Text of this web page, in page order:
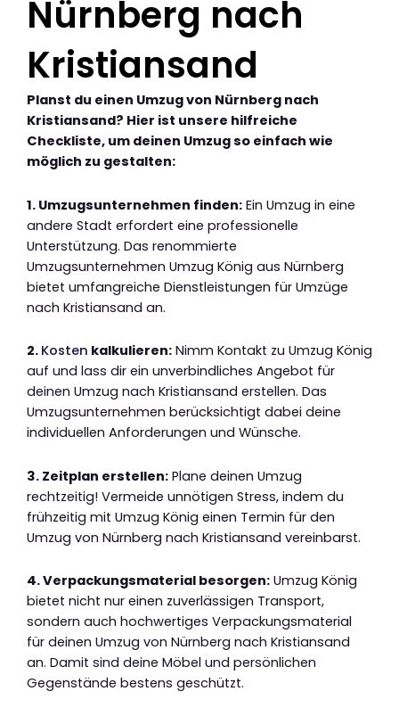
Nürnberg nach
Kristiansand
Planst du einen Umzug von Nürnberg nach
Kristiansand? Hier ist unsere hilfreiche
Checkliste, um deinen Umzug so einfach wie
möglich zu gestalten:
1. Umzugsunternehmen finden: Ein Umzug in eine
andere Stadt erfordert eine professionelle
Unterstützung. Das renommierte
Umzugsunternehmen Umzug König aus Nürnberg
bietet umfangreiche Dienstleistungen für Umzüge
nach Kristiansand an.
2. Kosten kalkulieren: Nimm Kontakt zu Umzug König
auf und lass dir ein unverbindliches Angebot für
deinen Umzug nach Kristiansand erstellen. Das
Umzugsunternehmen berücksichtigt dabei deine
individuellen Anforderungen und Wünsche.
3. Zeitplan erstellen: Plane deinen Umzug
rechtzeitig! Vermeide unnötigen Stress, indem du
frühzeitig mit Umzug König einen Termin für den
Umzug von Nürnberg nach Kristiansand vereinbarst.
4. Verpackungsmaterial besorgen: Umzug König
bietet nicht nur einen zuverlässigen Transport,
sondern auch hochwertiges Verpackungsmaterial
für deinen Umzug von Nürnberg nach Kristiansand
an. Damit sind deine Möbel und persönlichen
Gegenstände bestens geschützt.